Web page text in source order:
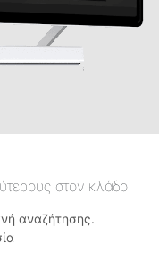
στον κλάδο
αναζήτησης.